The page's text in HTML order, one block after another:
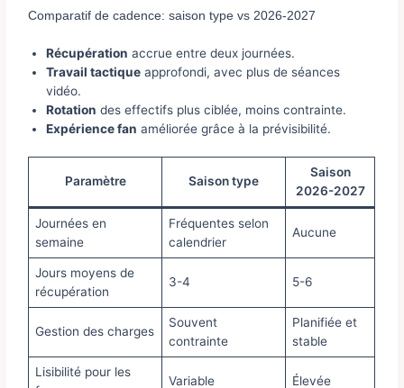
Comparatif de cadence: saison type vs 2026-2027
Récupération accrue entre deux journées.
Travail tactique approfondi, avec plus de séances
vidéo.
Rotation des effectifs plus ciblée, moins contrainte.
Expérience fan améliorée grâce à la prévisibilité.
Paramètre Saison type
Saison
2026-2027
Journées en
semaine
Fréquentes selon
calendrier
Aucune
Jours moyens de
récupération
3-4 5-6
Gestion des charges
Souvent
contrainte
Planifiée et
stable
Lisibilité pour les
Variable Élevée